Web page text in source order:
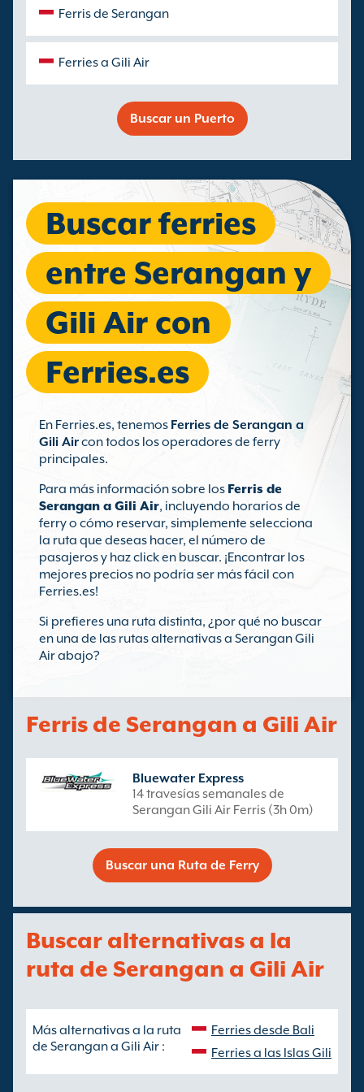
Ferris de Serangan
Ferries a Gili Air
Buscar un Puerto
Buscar ferries
entre Serangan y
Gili Air con
Ferries.es
En Ferries.es, tenemos Ferries de Serangan a
Gili Aircon todos los operadores de ferry
principales.
Para más información sobre los Ferris de
Serangan a Gili Air, incluyendo horarios de
ferry o cómo reservar, simplemente selecciona
la ruta que deseas hacer, el número de
pasajeros y haz click en buscar. ¡Encontrar los
mejores precios no podría ser más fácil con
Ferries.es!
Si prefieres una ruta distinta, ¿por qué no buscar
en una de las rutas alternativas a Serangan Gili
Air abajo?
Ferris de Serangan a Gili Air
Bluewater Express
14 travesías semanales de
Serangan Gili Air Ferris (3h 0m)
Buscar una Ruta de Ferry
Buscar alternativas a la
ruta de Serangan a Gili Air
Más alternativas a la ruta
de Serangan a Gili Air :
Ferries desde Bali
Ferries a las Islas Gili